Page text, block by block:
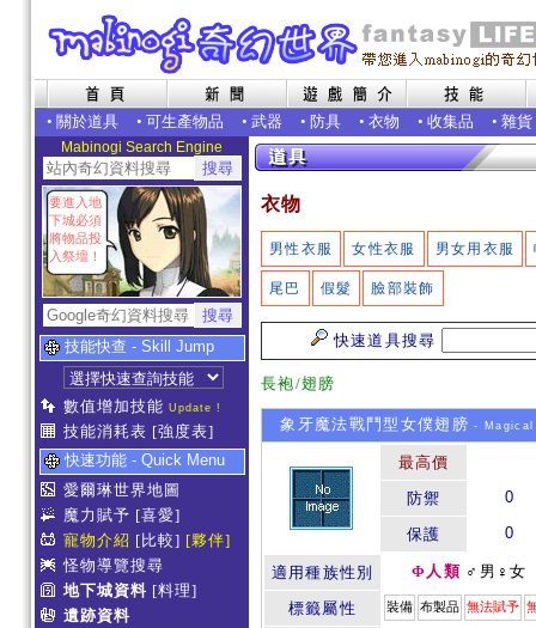
• 關於道具 • 可生產物品 • 武器 • 防具 • 衣物 • 收集品 • 雜貨
Mabinogi Search Engine
要進入地
下城必須
將物品投
入祭壇！
技能快查 - Skill Jump
數值增加技能 Update !
技能消耗表 [強度表]
快速功能 - Quick Menu
愛爾琳世界地圖
魔力賦予 [喜愛]
寵物介紹 [比較] [夥伴]
怪物導覽搜尋
地下城資料 [料理]
遺跡資料
衣物
男性衣服 女性衣服 男女用衣服
尾巴 假髮 臉部裝飾
快速道具搜尋
長袍/翅膀
象牙魔法戰鬥型女僕翅膀 -
最高價
防禦
0
保護 0
適用種族性別 Φ人類 ♂男♀女
標籤屬性 裝備 布製品 無法賦予